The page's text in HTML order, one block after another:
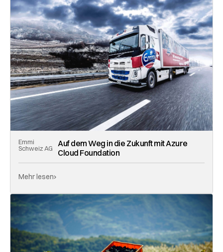
Emmi
Schweiz AG
Auf dem Weg in die Zukunft mit Azure
Cloud Foundation
Mehr lesen